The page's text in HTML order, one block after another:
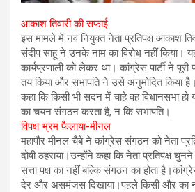
आकाश तिवारी की सफाई
इस मामले में नव नियुक्त नेता प्रतिपक्ष आकाश
संदीप साहू ने उनके नाम का विरोध नहीं किया।
कार्यप्रणाली को लेकर था। कांग्रेस पार्टी ने पूरी
तय किया और सभापति ने उसे अनुमोदित किया
कहा कि किसी भी सदन में चाहे वह विधानसभा हो
का चयन संगठन करता है, न कि सभापति।
विपक्ष भ्रम फैलाया-मीनल
महापौर मीनल चैबे ने कांग्रेस संगठन को नेता
दोषी ठहराया।उन्होंने कहा कि नेता प्रतिपक्ष
सत्ता पक्ष का नहीं बल्कि संगठन का होता
देर और असमंजस दिखाया।पहले किसी और का